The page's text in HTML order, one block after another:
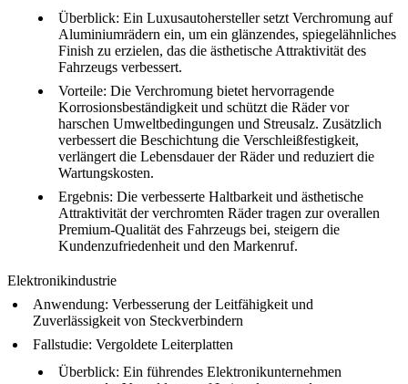
Überblick: Ein Luxusautohersteller setzt Verchromung auf
Aluminiumrädern ein, um ein glänzendes, spiegelähnliches
Finish zu erzielen, das die ästhetische Attraktivität des
Fahrzeugs verbessert.
Vorteile: Die Verchromung bietet hervorragende
Korrosionsbeständigkeit und schützt die Räder vor
harschen Umweltbedingungen und Streusalz. Zusätzlich
verbessert die Beschichtung die Verschleißfestigkeit,
verlängert die Lebensdauer der Räder und reduziert die
Wartungskosten.
Ergebnis: Die verbesserte Haltbarkeit und ästhetische
Attraktivität der verchromten Räder tragen zur overallen
Premium-Qualität des Fahrzeugs bei, steigern die
Kundenzufriedenheit und den Markenruf.
Elektronikindustrie
Anwendung: Verbesserung der Leitfähigkeit und
Zuverlässigkeit von Steckverbindern
Fallstudie: Vergoldete Leiterplatten
Überblick: Ein führendes Elektronikunternehmen